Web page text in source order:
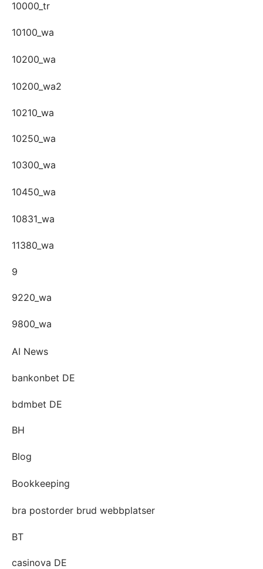
10000_tr
10100_wa
10200_wa
10200_wa2
10210_wa
10250_wa
10300_wa
10450_wa
10831_wa
11380_wa
9
9220_wa
9800_wa
AI News
bankonbet DE
bdmbet DE
BH
Blog
Bookkeeping
bra postorder brud webbplatser
BT
casinova DE